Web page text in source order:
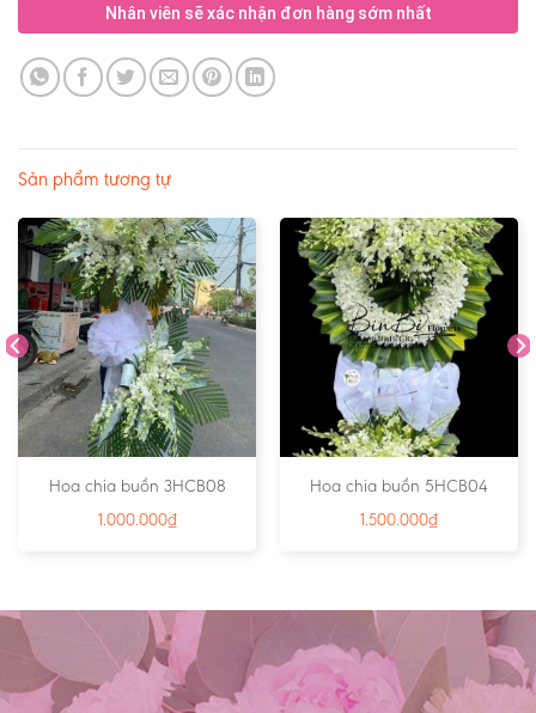
Nhân viên sẽ xác nhận đơn hàng sớm nhất
Sản phẩm tương tự
Hoa chia buồn 3HCB08
1.000.000₫
Hoa chia buồn 5HCB04
1.500.000₫